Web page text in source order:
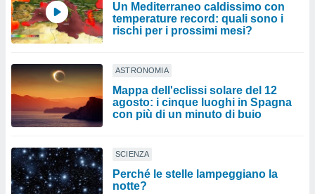
Un Mediterraneo caldissimo con
temperature record: quali sono i
rischi per i prossimi mesi?
ASTRONOMIA
Mappa dell'eclissi solare del 12
agosto: i cinque luoghi in Spagna
con più di un minuto di buio
SCIENZA
Perché le stelle lampeggiano la
notte?